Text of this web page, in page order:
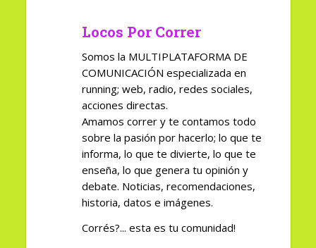
Locos Por Correr
Somos la MULTIPLATAFORMA DE
COMUNICACIÓN especializada en
running; web, radio, redes sociales,
acciones directas.
Amamos correr y te contamos todo
sobre la pasión por hacerlo; lo que te
informa, lo que te divierte, lo que te
enseña, lo que genera tu opinión y
debate. Noticias, recomendaciones,
historia, datos e imágenes.
Corrés?... esta es tu comunidad!